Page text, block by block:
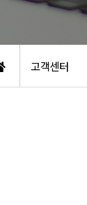
고객센터